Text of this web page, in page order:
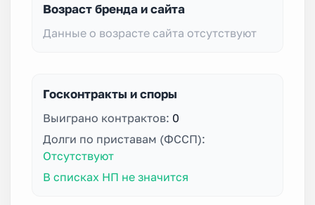
Возраст бренда и сайта
Данные о возрасте сайта отсутствуют
Госконтракты и споры
Выиграно контрактов: 0
Долги по приставам (ФССП):
Отсутствуют
В списках НП не значится